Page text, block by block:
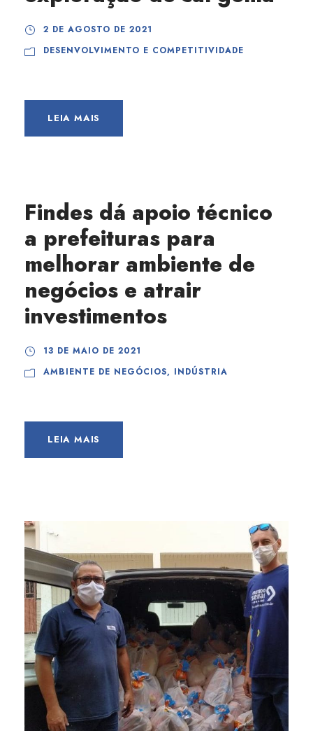
2 DE AGOSTO DE 2021
DESENVOLVIMENTO E COMPETITIVIDADE
LEIA MAIS
Findes dá apoio técnico
a prefeituras para
melhorar ambiente de
negócios e atrair
investimentos
13 DE MAIO DE 2021
AMBIENTE DE NEGÓCIOS, INDÚSTRIA
LEIA MAIS